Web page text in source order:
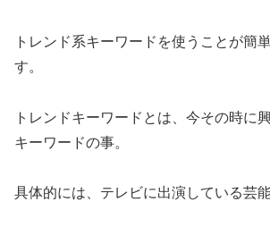
トレンド系キーワードを使うことが簡
す。
トレンドキーワードとは、今その時に
キーワードの事。
具体的には、テレビに出演している芸